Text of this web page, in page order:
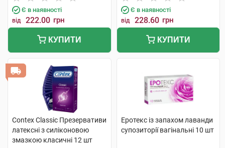
Є в наявності
від 222.00 грн
КУПИТИ
Є в наявності
від 228.60 грн
КУПИТИ
Contex Classic Презервативи
латексні з силіконовою
змазкою класичні 12 шт
Еротекс із запахом лаванди
супозиторії вагінальні 10 шт